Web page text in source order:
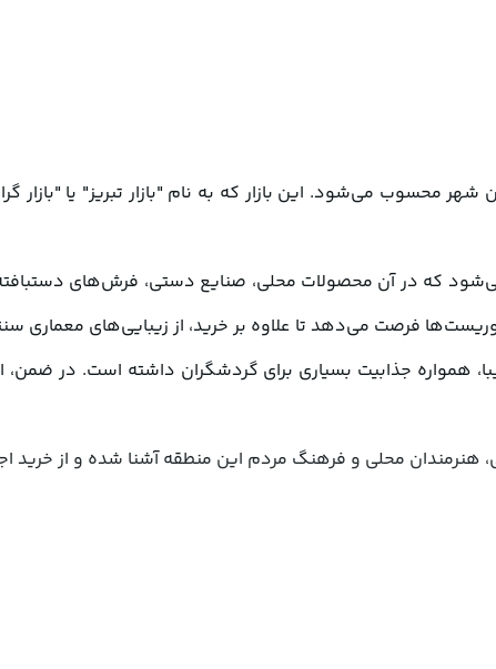
لذت ببرند.
محلی و فرهنگ مردم این منطقه آشنا شده و از خرید اجناس منحصر